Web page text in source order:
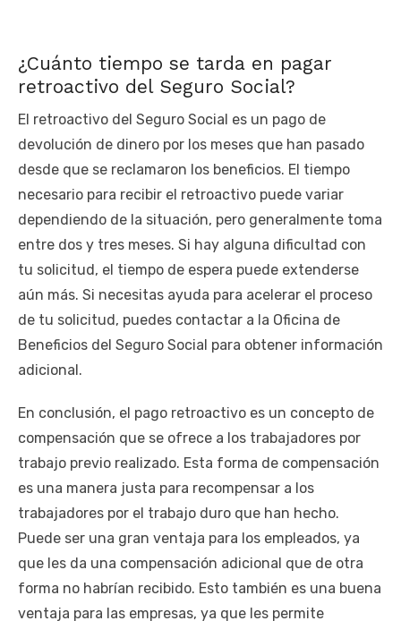
¿Cuánto tiempo se tarda en pagar
retroactivo del Seguro Social?
El retroactivo del Seguro Social es un pago de
devolución de dinero por los meses que han pasado
desde que se reclamaron los beneficios. El tiempo
necesario para recibir el retroactivo puede variar
dependiendo de la situación, pero generalmente toma
entre dos y tres meses. Si hay alguna dificultad con
tu solicitud, el tiempo de espera puede extenderse
aún más. Si necesitas ayuda para acelerar el proceso
de tu solicitud, puedes contactar a la Oficina de
Beneficios del Seguro Social para obtener información
adicional.
En conclusión, el pago retroactivo es un concepto de
compensación que se ofrece a los trabajadores por
trabajo previo realizado. Esta forma de compensación
es una manera justa para recompensar a los
trabajadores por el trabajo duro que han hecho.
Puede ser una gran ventaja para los empleados, ya
que les da una compensación adicional que de otra
forma no habrían recibido. Esto también es una buena
ventaja para las empresas, ya que les permite